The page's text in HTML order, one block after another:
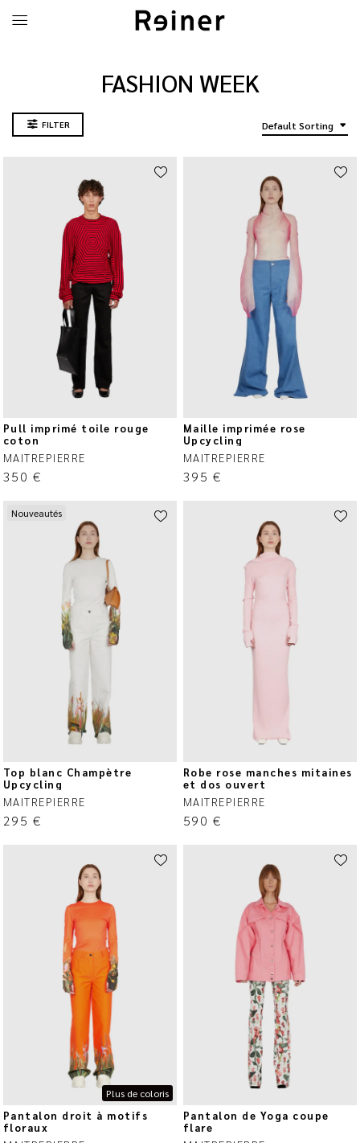
FASHION WEEK
FILTER Default Sorting
Pull imprimé toile rouge
coton
MAITREPIERRE
350 €
Maille imprimée rose
Upcycling
MAITREPIERRE
395 €
Nouveautés
Top blanc Champètre
Upcycling
MAITREPIERRE
295 €
Robe rose manches mitaines
et dos ouvert
MAITREPIERRE
590 €
Plus de coloris
Pantalon droit à motifs
floraux
Pantalon de Yoga coupe
flare